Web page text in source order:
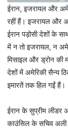
ईरान, इजरायल और
रहीं हैं। इजरायल और
ईरान पड़ोसी देशों के
में न तो इजरायल, न
मिसाइल और ड्रोन की
देशों में अमेरिकी सैन्य
इमारतें तक हिल गईं हैं।
ईरान के सुप्रीम लीडर
काउंसिल के सचिव अली